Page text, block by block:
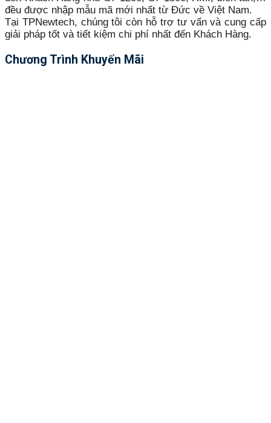
đều được nhập mẫu mã mới nhất từ Đức về Việt Nam.
Tại TPNewtech, chúng tôi còn hỗ trợ tư vấn và cung cấp
giải pháp tốt và tiết kiệm chi phí nhất đến Khách Hàng.
Chương Trình Khuyến Mãi